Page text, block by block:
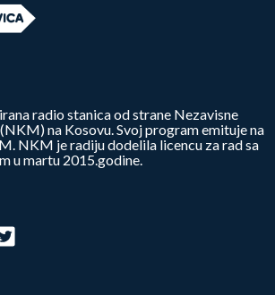
radio stanica od strane Nezavisne
na Kosovu. Svoj program emituje na
NKM je radiju dodelila licencu za rad sa
u martu 2015.godine.